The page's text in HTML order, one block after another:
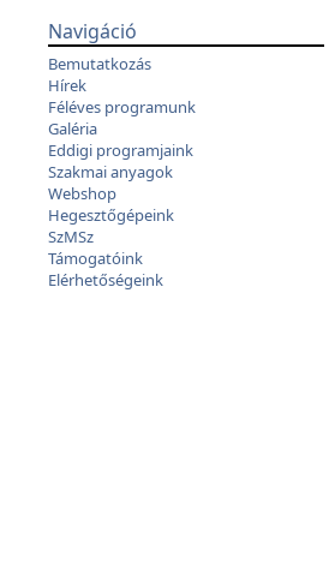
Navigáció
Bemutatkozás
Hírek
Féléves programunk
Galéria
Eddigi programjaink
Szakmai anyagok
Webshop
Hegesztőgépeink
SzMSz
Támogatóink
Elérhetőségeink